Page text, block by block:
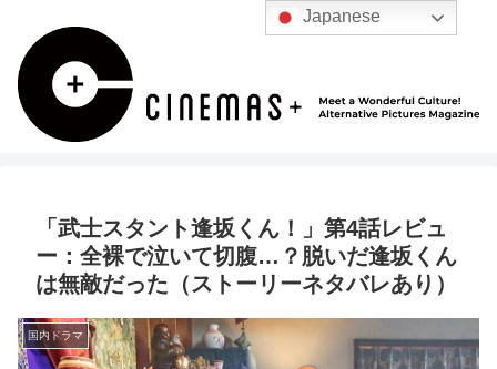
「武士スタント逢坂くん！」第4話レビュ
ー：全裸で泣いて切腹…？脱いだ逢坂くん
は無敵だった（ストーリーネタバレあり）
国内ドラマ
Japanese